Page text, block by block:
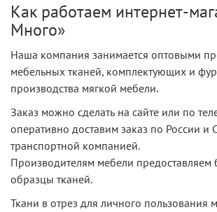
Как работаем интернет-
Много»
Наша компания занимается оптовыми
мебельных тканей, комплектующих и
производства мягкой мебели.
Заказ можно сделать на сайте или по
оперативно доставим заказ по России и
транспортной компанией.
Производителям мебели предоставляем
образцы тканей.
Ткани в отрез для личного пользования